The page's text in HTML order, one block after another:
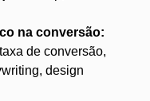
na conversão:
de conversão,
design